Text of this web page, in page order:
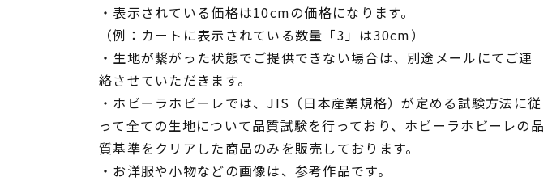
・表示されている価格は10cmの価格になります。
（例：カートに表示されている数量「3」は30cm）
・生地が繋がった状態でご提供できない場合は、別途メールにてご連
絡させていただきます。
・ホビーラホビーレでは、JIS（日本産業規格）が定める試験方法に従
って全ての生地について品質試験を行っており、ホビーラホビーレの品
質基準をクリアした商品のみを販売しております。
・お洋服や小物などの画像は、参考作品です。